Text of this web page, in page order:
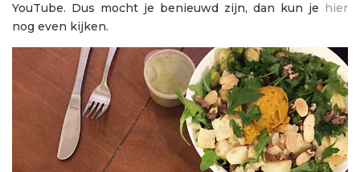
YouTube. Dus mocht je benieuwd zijn, dan kun je hier
nog even kijken.